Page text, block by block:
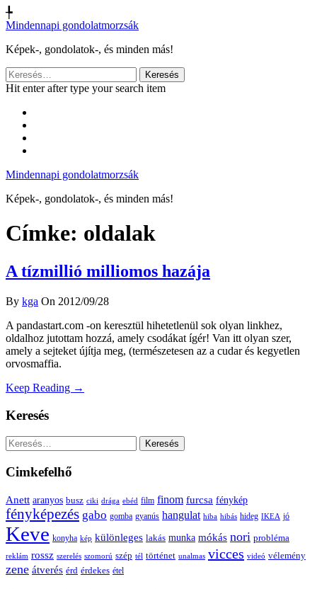
╄
Mindennapi gondolatmorzsák
Képek-, gondolatok-, és minden más!
Keresés:
Hit enter after type your search item
Mindennapi gondolatmorzsák
Képek-, gondolatok-, és minden más!
Címke: oldalak
A tízmillió milliomos hazája
By kga On 2012/09/28
A pandastart.com -on keresztül hihetetlenül sok olyan linkhez,
oldalhoz jutottam hozzá, amely csodákat ígér! Van itt olyan szer,
amely a sejteket újítja meg, (természetesen az a cudar és kegyetlen
orvosmaffia.
Keep Reading →
Keresés
Keresés:
Cimkefelhő
Anett aranyos busz ciki drága ebéd film finom furcsa fénykép
fényképezés gabo gomba gyanús hangulat hiba hibás hideg IKEA jó
Keve konyha kép különleges lakás munka mókás nori probléma
reklám rossz szerelés szomorú szép tél történet unalmas vicces videó vélemény
zene átverés érd érdekes étel